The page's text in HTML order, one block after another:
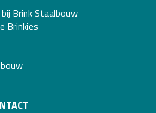
Brink Staalbouw
Brinkies